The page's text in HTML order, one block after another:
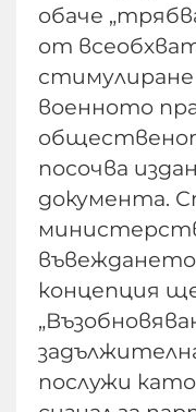
обаче
от
военното
посочва
документа.
концепция
послужи